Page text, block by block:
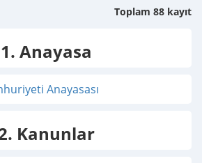
Toplam 88 kayıt
1. Anayasa
Anayasası
Kanunlar